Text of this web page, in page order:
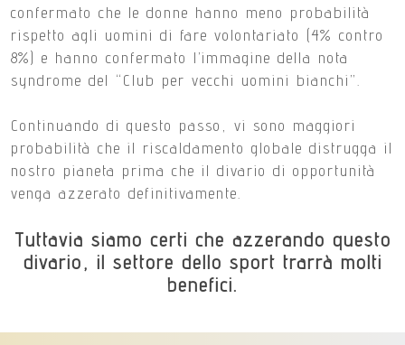
confermato che le donne hanno meno probabilità
rispetto agli uomini di fare volontariato (4% contro
8%) e hanno confermato l’immagine della nota
syndrome del “Club per vecchi uomini bianchi”.
Continuando di questo passo, vi sono maggiori
probabilità che il riscaldamento globale distrugga il
nostro pianeta prima che il divario di opportunità
venga azzerato definitivamente.
Tuttavia siamo certi che azzerando questo
divario, il settore dello sport trarrà molti
benefici.